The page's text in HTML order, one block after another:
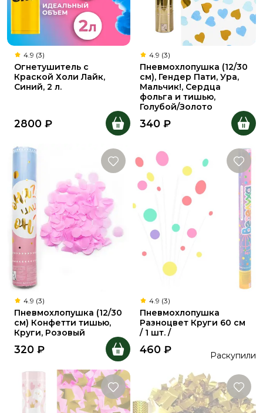
4.9 (3)
Огнетушитель с
Краской Холи Лайк,
Синий, 2 л.
2800 ₽
4.9 (3)
Пневмохлопушка (12/30
см), Гендер Пати, Ура,
Мальчик!, Сердца
фольга и тишью,
Голубой/Золото
340 ₽
4.9 (3)
Пневмохлопушка (12/30
см) Конфетти тишью,
Круги, Розовый
320 ₽
4.9 (3)
Пневмохлопушка
Разноцвет Круги 60 см
/ 1 шт. /
460 ₽ Раскупили